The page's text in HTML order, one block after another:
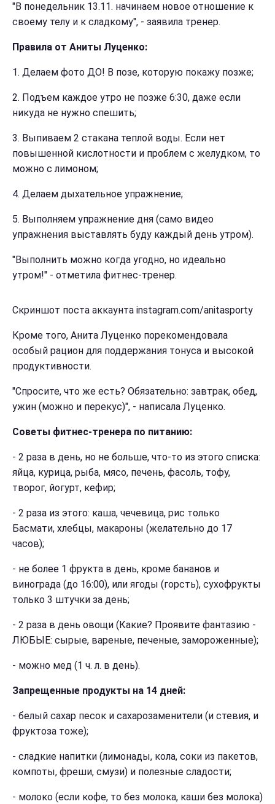
"В понедельник 13.11. начинаем новое отношение к
своему телу и к сладкому", - заявила тренер.
Правила от Аниты Луценко:
1. Делаем фото ДО! В позе, которую покажу позже;
2. Подъем каждое утро не позже 6:30, даже если
никуда не нужно спешить;
3. Выпиваем 2 стакана теплой воды. Если нет
повышенной кислотности и проблем с желудком, то
можно с лимоном;
4. Делаем дыхательное упражнение;
5. Выполняем упражнение дня (само видео
упражнения выставлять буду каждый день утром).
"Выполнить можно когда угодно, но идеально
утром!" - отметила фитнес-тренер.
Скриншот поста аккаунта instagram.com/anitasporty
Кроме того, Анита Луценко порекомендовала
особый рацион для поддержания тонуса и высокой
продуктивности.
"Спросите, что же есть? Обязательно: завтрак, обед,
ужин (можно и перекус)", - написала Луценко.
Советы фитнес-тренера по питанию:
- 2 раза в день, но не больше, что-то из этого списка:
яйца, курица, рыба, мясо, печень, фасоль, тофу,
творог, йогурт, кефир;
- 2 раза из этого: каша, чечевица, рис только
Басмати, хлебцы, макароны (желательно до 17
часов);
- не более 1 фрукта в день, кроме бананов и
винограда (до 16:00), или ягоды (горсть), сухофрукты
только 3 штучки за день;
- 2 раза в день овощи (Какие? Проявите фантазию -
ЛЮБЫЕ: сырые, вареные, печеные, замороженные);
- можно мед (1 ч. л. в день).
Запрещенные продукты на 14 дней:
- белый сахар песок и сахарозаменители (и стевия, и
фруктоза тоже);
- сладкие напитки (лимонады, кола, соки из пакетов,
компоты, фреши, смузи) и полезные сладости;
- молоко (если кофе, то без молока, каши без молока)